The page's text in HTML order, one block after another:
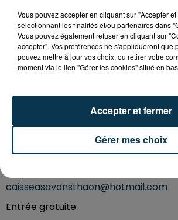
Le Comité des Fêtes de St-Haon-le-
Voitures sur Prairies de la Côte
"A fond les caisses - Descentes de
10H !
Descentes de caisses à savon
Animation gratuite pour les enfants.
Buvette, snack sur place
Repas dansant le soir sur réservation
caisseasavonsthaon@hotmail.com
Entrée gratuite
Vous pouvez accepter en cliquant sur "Accepter
sélectionnant les finalités et/ou partenaires dans
Vous pouvez également refuser en cliquant sur
accepter". Vos préférences ne s'appliqueront que
pouvez mettre à jour vos choix, ou retirer votre
moment via le lien "Gérer les cookies" situé en
Gérer mes choix
Accepter et fermer